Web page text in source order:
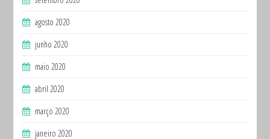
agosto 2020
junho 2020
maio 2020
abril 2020
março 2020
janeiro 2020